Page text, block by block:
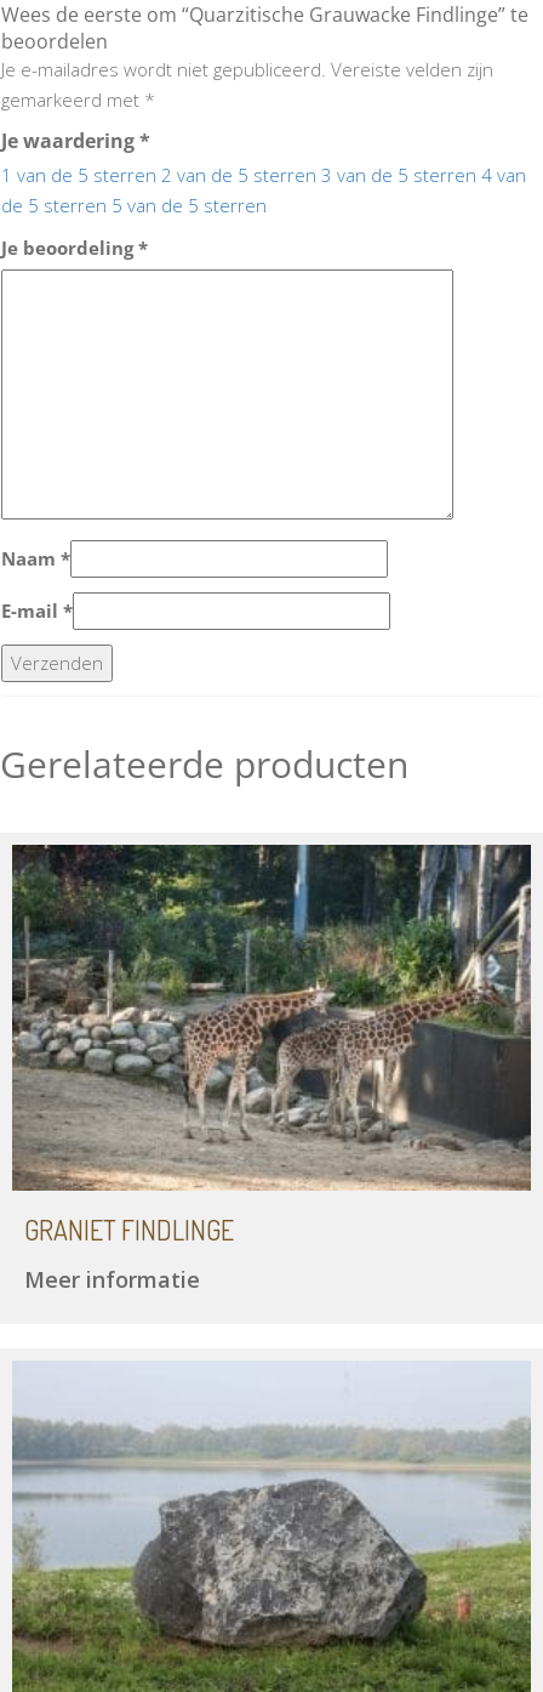
Wees de eerste om “Quarzitische Grauwacke Findlinge” te
beoordelen
Je e-mailadres wordt niet gepubliceerd. Vereiste velden zijn
gemarkeerd met *
Je waardering*
1 van de 5 sterren 2 van de 5 sterren 3 van de 5 sterren 4 van
de 5 sterren 5 van de 5 sterren
Je beoordeling*
Naam *
E-mail *
Gerelateerde producten
GRANIET FINDLINGE
Meer informatie